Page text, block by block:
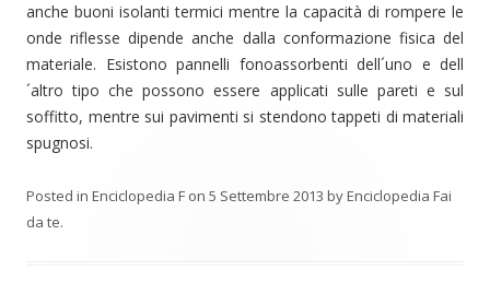
anche buoni isolanti termici mentre la capacità di rompere le
onde riflesse dipende anche dalla conformazione fisica del
materiale. Esistono pannelli fonoassorbenti dell´uno e dell
´altro tipo che possono essere applicati sulle pareti e sul
soffitto, mentre sui pavimenti si stendono tappeti di materiali
spugnosi.
Posted in Enciclopedia F on 5 Settembre 2013 byEnciclopedia Fai
da te.